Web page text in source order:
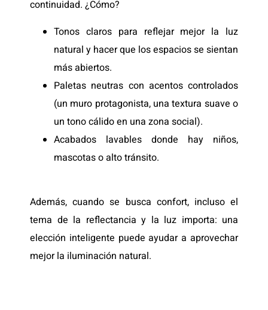
continuidad. ¿Cómo?
Tonos claros para reflejar mejor la luz
natural y hacer que los espacios se sientan
más abiertos.
Paletas neutras con acentos controlados
(un muro protagonista, una textura suave o
un tono cálido en una zona social).
Acabados lavables donde hay niños,
mascotas o alto tránsito.
Además, cuando se busca confort, incluso el
tema de la reflectancia y la luz importa: una
elección inteligente puede ayudar a aprovechar
mejor la iluminación natural.